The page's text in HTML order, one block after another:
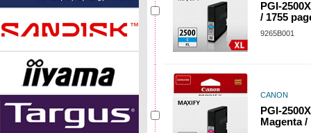
PGI-
/ 1755
9265B001
CANON
PGI-
Magenta /